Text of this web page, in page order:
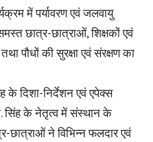
में पर्यावरण एवं जलवायु
छात्र-छात्राओं, शिक्षकों एवं
तथा पौधों की सुरक्षा एवं संरक्षण का
के दिशा-निर्देशन एवं एपेक्स
सिंह के नेतृत्व में संस्थान के
छात्राओं ने विभिन्न फलदार एवं